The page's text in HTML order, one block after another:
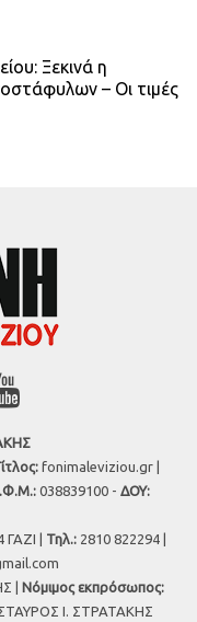
Ξεκινά η
– Οι τιμές
fonimaleviziou.gr |
038839100 - ΔΟΥ:
| Τηλ.: 2810 822294 |
| Νόμιμος εκπρόσωπος:
Ι. ΣΤΡΑΤΑΚΗΣ